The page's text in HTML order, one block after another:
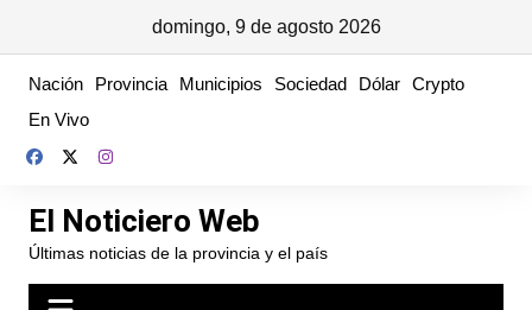
domingo, 9 de agosto 2026
content
Nación Provincia Municipios Sociedad Dólar Crypto
En Vivo
El Noticiero Web
Últimas noticias de la provincia y el país